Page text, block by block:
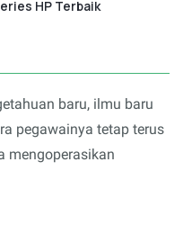
HP Terbaik
baru, ilmu baru
pegawainya tetap terus
mengoperasikan